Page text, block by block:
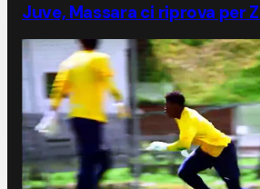
Juve, Massara ci riprova per